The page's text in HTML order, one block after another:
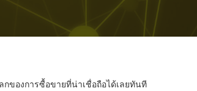
ของการซื้อขายที่น่าเชื่อถือได้เลยทันที